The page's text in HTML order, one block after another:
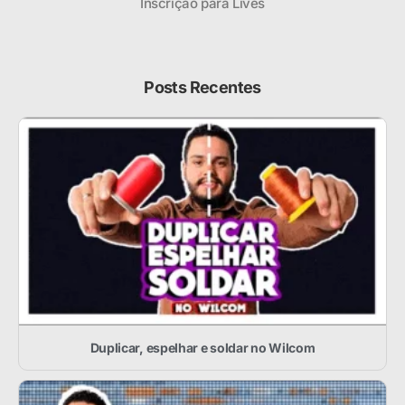
Posts Recentes
Duplicar, espelhar e soldar no Wilcom